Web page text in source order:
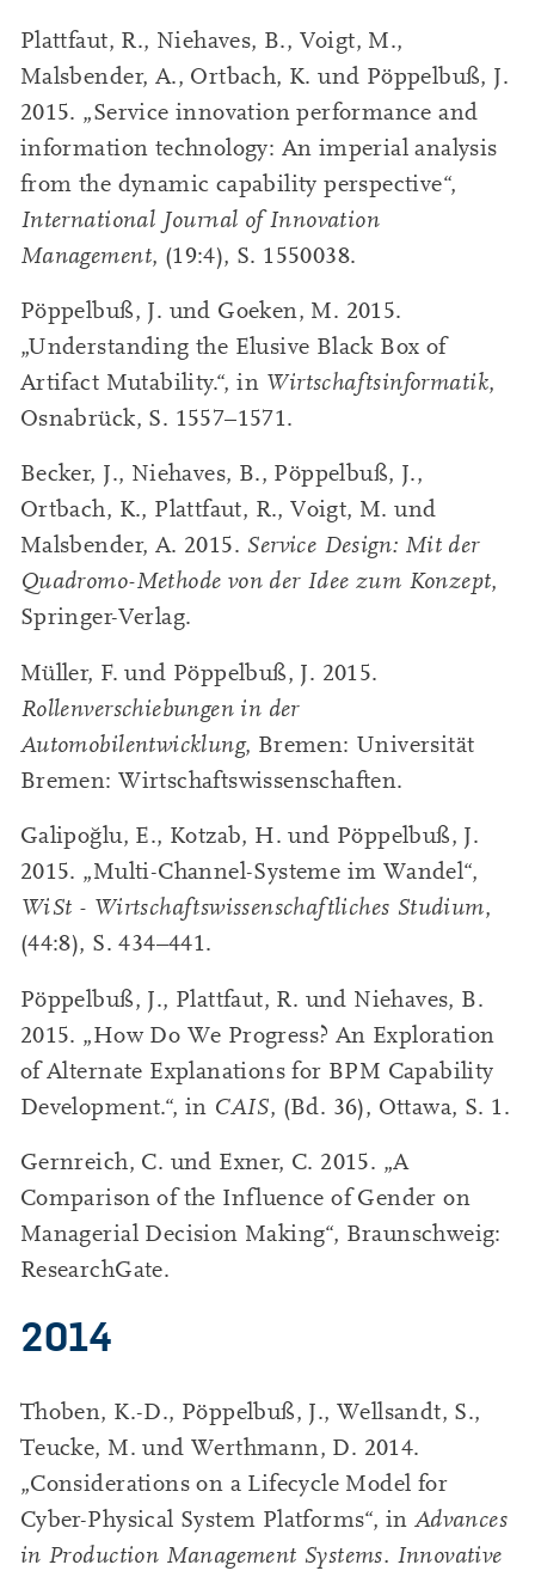
Plattfaut, R., Niehaves, B., Voigt, M.,
Malsbender, A., Ortbach, K. und Pöppelbuß, J.
2015. „Service innovation performance and
information technology: An imperial analysis
from the dynamic capability perspective“,
International Journal of Innovation
Management, (19:4), S. 1550038.
Pöppelbuß, J. und Goeken, M. 2015.
„Understanding the Elusive Black Box of
Artifact Mutability.“, in Wirtschaftsinformatik,
Osnabrück, S. 1557–1571.
Becker, J., Niehaves, B., Pöppelbuß, J.,
Ortbach, K., Plattfaut, R., Voigt, M. und
Malsbender, A. 2015. Service Design: Mit der
Quadromo-Methode von der Idee zum Konzept,
Springer-Verlag.
Müller, F. und Pöppelbuß, J. 2015.
Rollenverschiebungen in der
Automobilentwicklung, Bremen: Universität
Bremen: Wirtschaftswissenschaften.
Galipoğlu, E., Kotzab, H. und Pöppelbuß, J.
2015. „Multi-Channel-Systeme im Wandel“,
WiSt - Wirtschaftswissenschaftliches Studium,
(44:8), S. 434–441.
Pöppelbuß, J., Plattfaut, R. und Niehaves, B.
2015. „How Do We Progress? An Exploration
of Alternate Explanations for BPM Capability
Development.“, in CAIS, (Bd. 36), Ottawa, S. 1.
Gernreich, C. und Exner, C. 2015. „A
Comparison of the Influence of Gender on
Managerial Decision Making“, Braunschweig:
ResearchGate.
2014
Thoben, K.-D., Pöppelbuß, J., Wellsandt, S.,
Teucke, M. und Werthmann, D. 2014.
„Considerations on a Lifecycle Model for
Cyber-Physical System Platforms“, in Advances
in Production Management Systems. Innovative